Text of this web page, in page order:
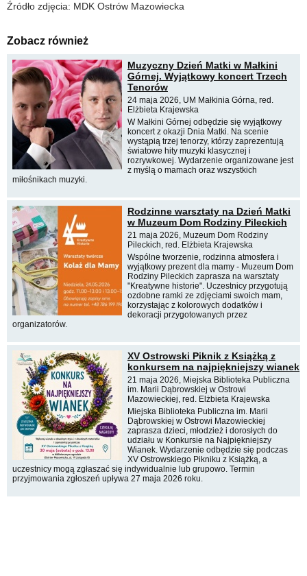
Źródło zdjęcia: MDK Ostrów Mazowiecka
Zobacz również
Muzyczny Dzień Matki w Małkini
Górnej. Wyjątkowy koncert Trzech
Tenorów
24 maja 2026, UM Małkinia Górna, red.
Elżbieta Krajewska
W Małkini Górnej odbędzie się wyjątkowy
koncert z okazji Dnia Matki. Na scenie
wystąpią trzej tenorzy, którzy zaprezentują
światowe hity muzyki klasycznej i
rozrywkowej. Wydarzenie organizowane jest
z myślą o mamach oraz wszystkich
miłośnikach muzyki.
Rodzinne warsztaty na Dzień Matki
w Muzeum Dom Rodziny Pileckich
21 maja 2026, Muzeum Dom Rodziny
Pileckich, red. Elżbieta Krajewska
Wspólne tworzenie, rodzinna atmosfera i
wyjątkowy prezent dla mamy - Muzeum Dom
Rodziny Pileckich zaprasza na warsztaty
"Kreatywne historie". Uczestnicy przygotują
ozdobne ramki ze zdjęciami swoich mam,
korzystając z kolorowych dodatków i
dekoracji przygotowanych przez
organizatorów.
XV Ostrowski Piknik z Książką z
konkursem na najpiękniejszy wianek
21 maja 2026, Miejska Biblioteka Publiczna
im. Marii Dąbrowskiej w Ostrowi
Mazowieckiej, red. Elżbieta Krajewska
Miejska Biblioteka Publiczna im. Marii
Dąbrowskiej w Ostrowi Mazowieckiej
zaprasza dzieci, młodzież i dorosłych do
udziału w Konkursie na Najpiękniejszy
Wianek. Wydarzenie odbędzie się podczas
XV Ostrowskiego Pikniku z Książką, a
uczestnicy mogą zgłaszać się indywidualnie lub grupowo. Termin
przyjmowania zgłoszeń upływa 27 maja 2026 roku.